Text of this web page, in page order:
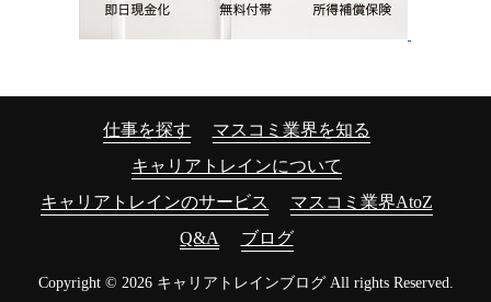
仕事を探す
マスコミ業界を知る
キャリアトレインについて
キャリアトレインのサービス
マスコミ業界AtoZ
Q&A
ブログ
Copyright © 2026 キャリアトレインブログ All rights Reserved.